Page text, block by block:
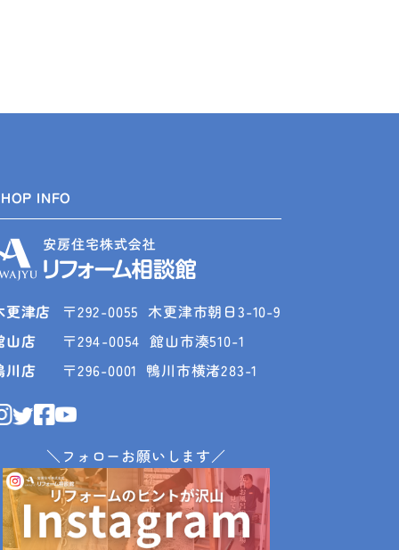
INFO
更津店 〒292-0055 木更津市朝日3-10-9
山店 〒294-0054 館山市湊510-1
川店 〒296-0001 鴨川市横渚283-1
＼フォローお願いします／